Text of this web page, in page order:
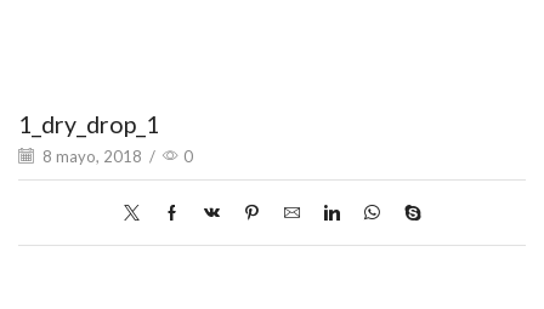
1_dry_drop_1
8 mayo, 2018 / 0